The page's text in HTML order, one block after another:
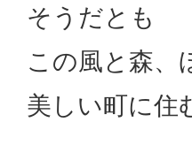
そうだとも
この風と森、
美しい町に住